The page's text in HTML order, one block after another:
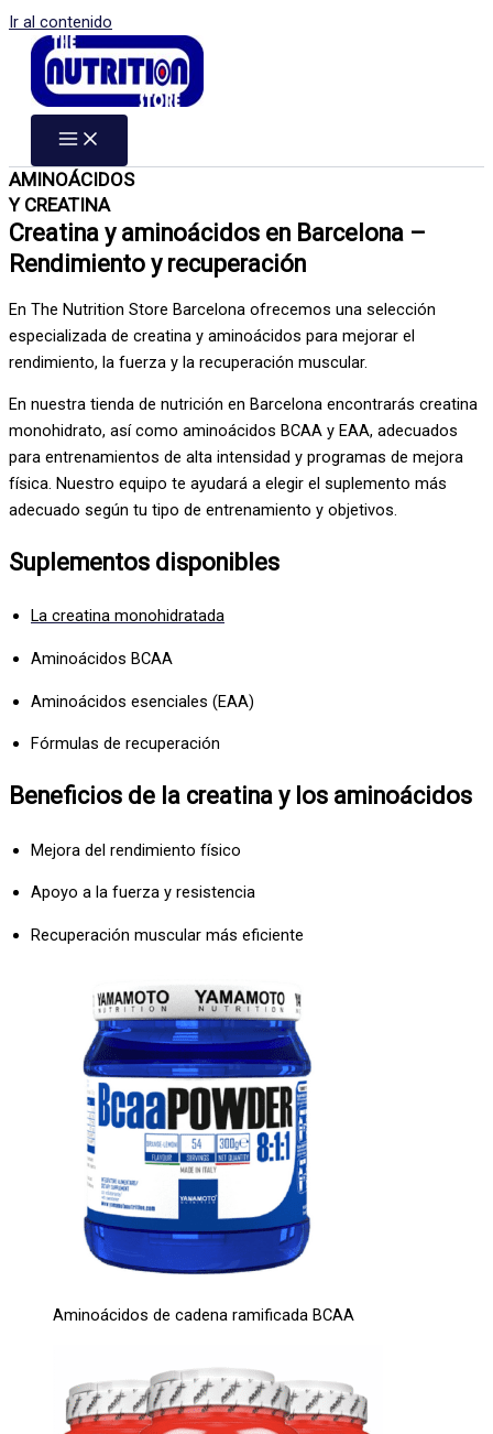
Ir al contenido
AMINOÁCIDOS
Y CREATINA
Creatina y aminoácidos en Barcelona –
Rendimiento y recuperación
En The Nutrition Store Barcelona ofrecemos una selección
especializada de creatina y aminoácidos para mejorar el
rendimiento, la fuerza y la recuperación muscular.
En nuestra tienda de nutrición en Barcelona encontrarás creatina
monohidrato, así como aminoácidos BCAA y EAA, adecuados
para entrenamientos de alta intensidad y programas de mejora
física. Nuestro equipo te ayudará a elegir el suplemento más
adecuado según tu tipo de entrenamiento y objetivos.
Suplementos disponibles
La creatina monohidratada
Aminoácidos BCAA
Aminoácidos esenciales (EAA)
Fórmulas de recuperación
Beneficios de la creatina y los aminoácidos
Mejora del rendimiento físico
Apoyo a la fuerza y resistencia
Recuperación muscular más eficiente
Aminoácidos de cadena ramificada BCAA